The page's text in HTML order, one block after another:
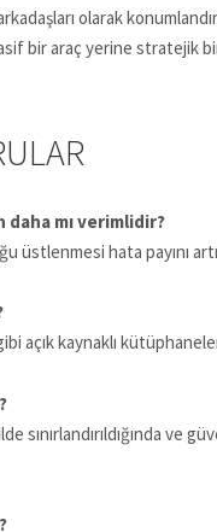
olarak
bir araç yerine stratejik
mı verimlidir?
üstlenmesi hata payını
açık kaynaklı
sınırlandırıldığında